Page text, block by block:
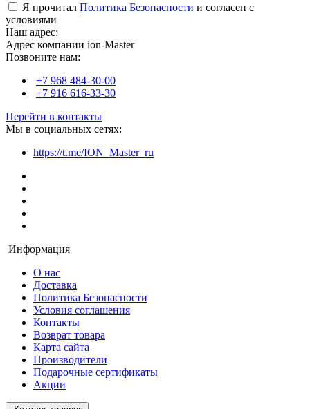
Я прочитал Политика Безопасности и согласен с
условиями
Наш адрес:
Адрес компании ion-Master
Позвоните нам:
+7 968 484-30-00
+7 916 616-33-30
Перейти в контакты
Мы в социальных сетях:
https://t.me/ION_Master_ru
Информация
О нас
Доставка
Политика Безопасности
Условия соглашения
Контакты
Возврат товара
Карта сайта
Производители
Подарочные сертификаты
Акции